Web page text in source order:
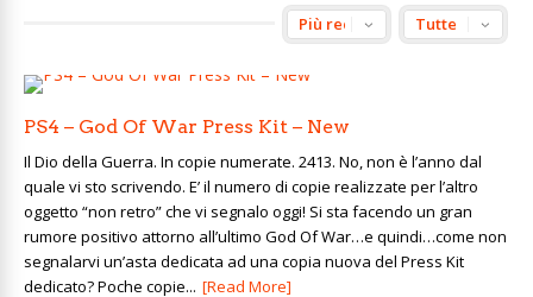
PS4 – God Of War Press Kit – New
Il Dio della Guerra. In copie numerate. 2413. No, non è l’anno dal
quale vi sto scrivendo. E’ il numero di copie realizzate per l’altro
oggetto “non retro” che vi segnalo oggi! Si sta facendo un gran
rumore positivo attorno all’ultimo God Of War…e quindi…come non
segnalarvi un’asta dedicata ad una copia nuova del Press Kit
dedicato? Poche copie... [Read More]